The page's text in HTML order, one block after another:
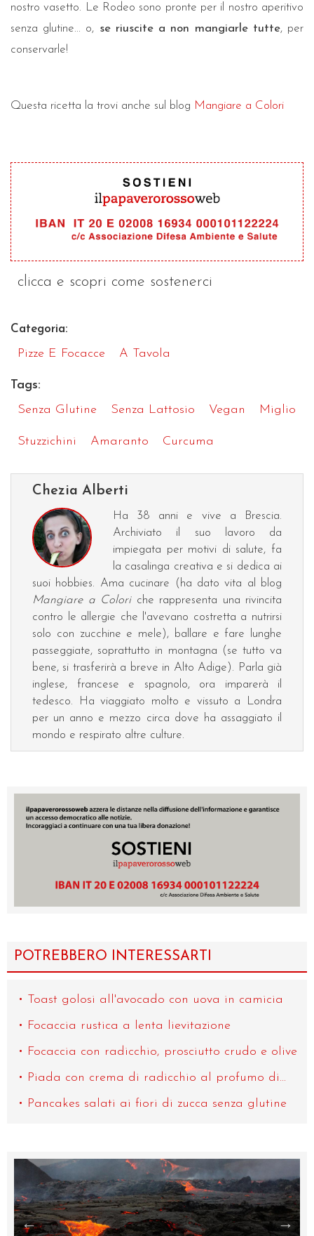
nostro vasetto. Le Rodeo sono pronte per il nostro aperitivo
senza glutine... o, se riuscite a non mangiarle tutte, per
conservarle!
Questa ricetta la trovi anche sul blog Mangiare a Colori
clicca e scopri come sostenerci
Categoria:
Pizze E Focacce A Tavola
Tags:
Senza Glutine
Senza Lattosio Vegan Miglio
Stuzzichini Amaranto Curcuma
Chezia Alberti
Ha 38 anni e vive a Brescia.
Archiviato il suo lavoro da
impiegata per motivi di salute, fa
la casalinga creativa e si dedica ai
suoi hobbies. Ama cucinare (ha dato vita al blog
Mangiare a Coloriche rappresenta una rivincita
contro le allergie che l'avevano costretta a nutrirsi
solo con zucchine e mele), ballare e fare lunghe
passeggiate, soprattutto in montagna (se tutto va
bene, si trasferirà a breve in Alto Adige). Parla già
inglese, francese e spagnolo, ora imparerà il
tedesco. Ha viaggiato molto e vissuto a Londra
per un anno e mezzo circa dove ha assaggiato il
mondo e respirato altre culture.
POTREBBERO INTERESSARTI
Toast golosi all'avocado con uova in camicia
Focaccia rustica a lenta lievitazione
Focaccia con radicchio, prosciutto crudo e olive
Piada con crema di radicchio al profumo di...
Pancakes salati ai fiori di zucca senza glutine